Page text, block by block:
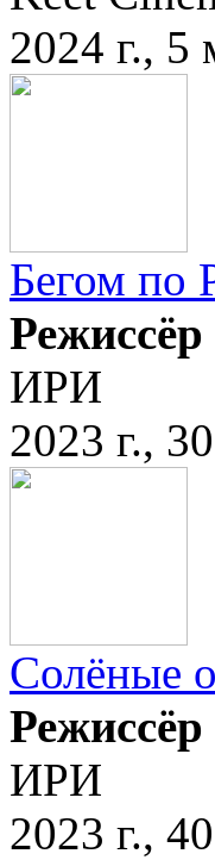
2024 г., 5
Бегом по
ИРИ
2023 г.,
Солёные
ИРИ
2023 г.,